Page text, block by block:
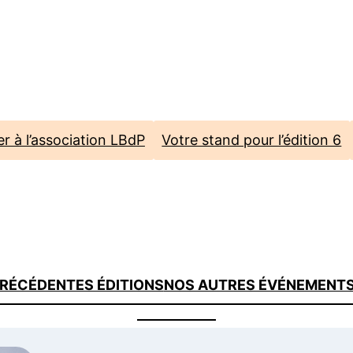
à l’association LBdP Votre stand pour l’édition 6
ÉDITIONSNOS AUTRES